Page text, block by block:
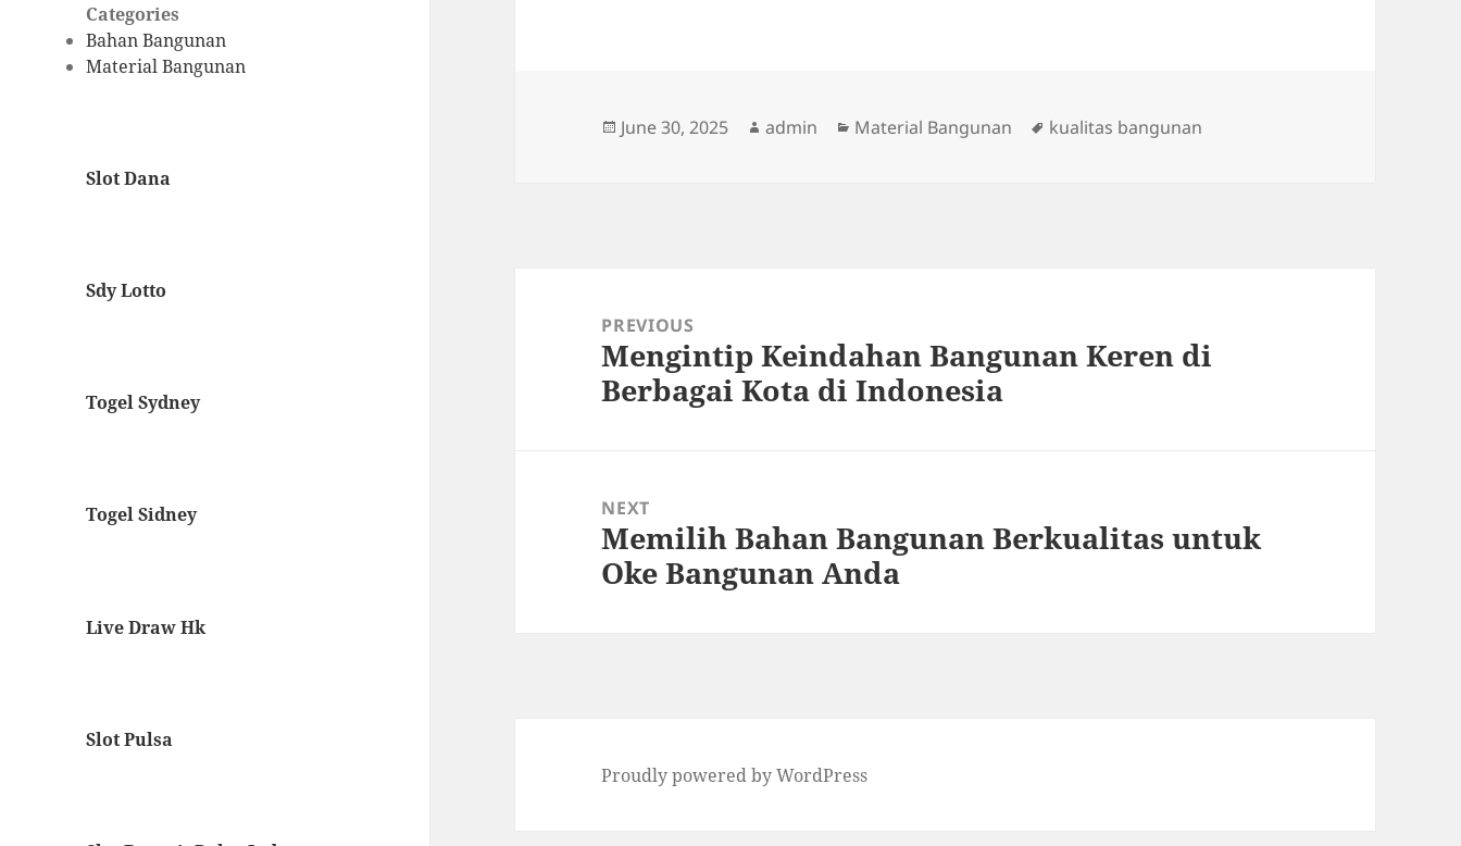
Categories
Bahan Bangunan
Material Bangunan
Slot Dana
Sdy Lotto
Togel Sydney
Togel Sidney
Live Draw Hk
Slot Pulsa
Posted
June 30, 2025 Author
admin Categories
Material Bangunan Tags
kualitas bangunan
navigationPREVIOUS
Previous
post:
Mengintip Keindahan Bangunan Keren di
Berbagai Kota di Indonesia
NEXT
Next
post:
Memilih Bahan Bangunan Berkualitas untuk
Oke Bangunan Anda
Proudly powered by WordPress